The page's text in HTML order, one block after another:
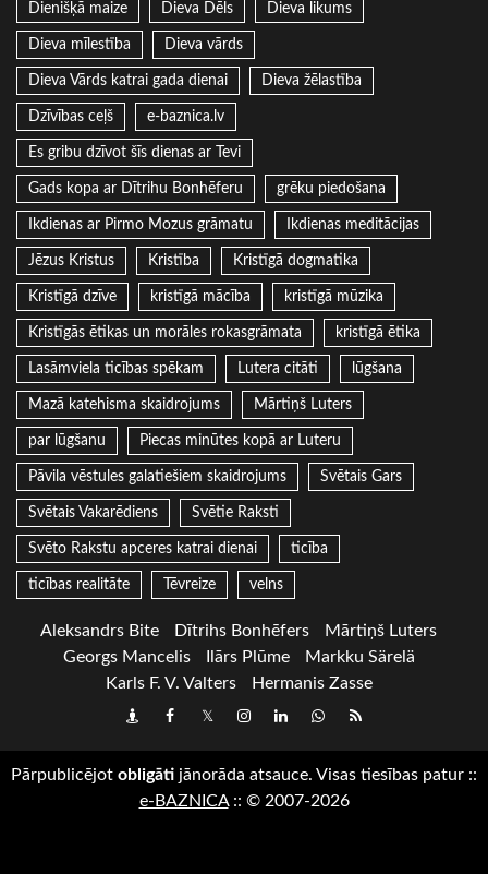
Dienišķā maize Dieva Dēls Dieva likums
Dieva mīlestība Dieva vārds
Dieva Vārds katrai gada dienai Dieva žēlastība
Dzīvības ceļš e-baznica.lv
Es gribu dzīvot šīs dienas ar Tevi
Gads kopa ar Dītrihu Bonhēferu grēku piedošana
Ikdienas ar Pirmo Mozus grāmatu Ikdienas meditācijas
Jēzus Kristus Kristība Kristīgā dogmatika
Kristīgā dzīve kristīgā mācība kristīgā mūzika
Kristīgās ētikas un morāles rokasgrāmata kristīgā ētika
Lasāmviela ticības spēkam Lutera citāti lūgšana
Mazā katehisma skaidrojums Mārtiņš Luters
par lūgšanu Piecas minūtes kopā ar Luteru
Pāvila vēstules galatiešiem skaidrojums Svētais Gars
Svētais Vakarēdiens Svētie Raksti
Svēto Rakstu apceres katrai dienai ticība
ticības realitāte Tēvreize velns
Aleksandrs Bite Dītrihs Bonhēfers
Mārtiņš Luters
Georgs Mancelis
Ilārs Plūme
Markku Särelä
Karls F. V. Valters
Hermanis Zasse
DraugiemFacebook
TwitterInstagram
LinkedInwhatsapp
RSS
Pārpublicējot obligāti jānorāda atsauce. Visas tiesības patur ::
e-BAZNICA:: © 2007-2026